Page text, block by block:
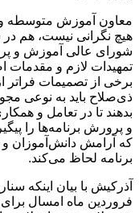
معاون آموزش متوسطه
هیچ نگرانی نیست، هم
شورای عالی آموزش و
تمهیدات لازم و مقدمات
برخی از تصمیمات
ذی‌صلاح باید به نوعی
بدهند تا در تعامل و
و پرورش برنامه‌ها را
که آرامش دانش‌آموزان و
برنامه‌ لحاظ می‌کند.
آذرکیش با بیان اینکه
فروردین ماه امسال